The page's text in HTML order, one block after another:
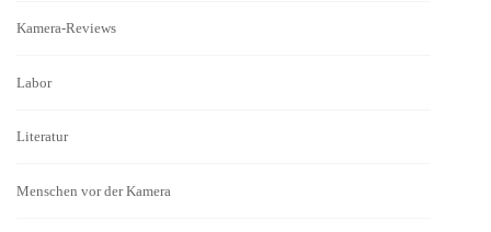
Kamera-Reviews
Labor
Literatur
Menschen vor der Kamera